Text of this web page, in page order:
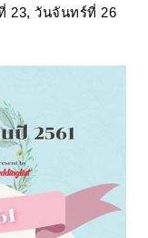
23, วันจันทร์ที่ 26